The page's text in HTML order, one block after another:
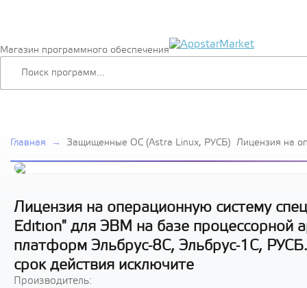
Магазин программного обеспечения
Главная → Защищенные ОС (Astra Linux, РУСБ) Лицензия на
Эльбрус-1С,
рабочей
исключите
Лицензия на операционную систему
Edition" для ЭВМ на базе процессорной
платформ Эльбрус-8С, Эльбрус-1С,
срок действия исключите
Производитель: